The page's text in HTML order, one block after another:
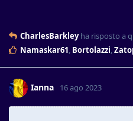
CharlesBarkleyha risposto a
Namaskar61, Bortolazzi,
Ianna 16 ago 2023